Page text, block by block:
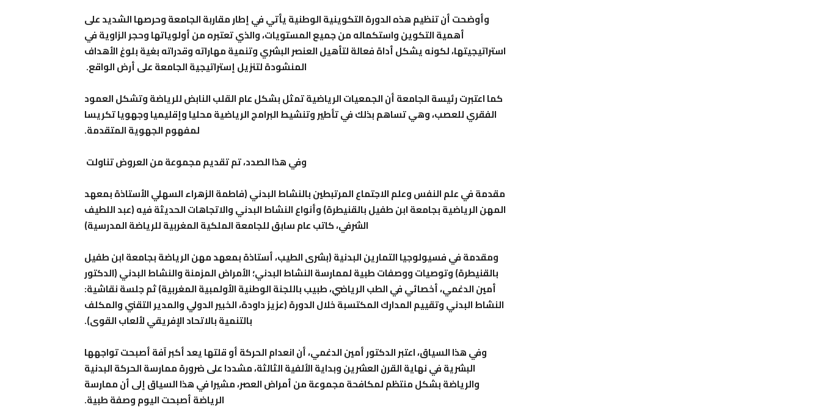
وأوضحت أن تنظيم هذه الدورة التكوينية الوطنية يأتي في إطار مقاربة الجامعة وحرصها الشديد على
أهمية التكوين واستكماله من جميع المستويات، والذي تعتبره من أولوياتها وحجر الزاوية في
استراتيجيتها، لكونه يشكل أداة فعالة لتأهيل العنصر البشري وتنمية مهاراته وقدراته بغية بلوغ الأهداف
المنشودة لتنزيل إستراتيجية الجامعة على أرض الواقع.
كما اعتبرت رئيسة الجامعة أن الجمعيات الرياضية تمثل بشكل عام القلب النابض للرياضة وتشكل العمود
الفقري للعصب، وهي تساهم بذلك في تأطير وتنشيط البرامج الرياضية محليا وإقليميا وجهويا تكريسا
لمفهوم الجهوية المتقدمة.
وفي هذا الصدد، تم تقديم مجموعة من العروض تناولت
مقدمة في علم النفس وعلم الاجتماع المرتبطين بالنشاط البدني (فاطمة الزهراء السهلي الأستاذة بمعهد
المهن الرياضية بجامعة ابن طفيل بالقنيطرة) وأنواع النشاط البدني والاتجاهات الحديثة فيه (عبد اللطيف
الشرفي، كاتب عام سابق للجامعة الملكية المغربية للرياضة المدرسية)
ومقدمة في فسيولوجيا التمارين البدنية (بشرى الطيب، أستاذة بمعهد مهن الرياضة بجامعة ابن طفيل
بالقنيطرة) وتوصيات ووصفات طبية لممارسة النشاط البدني؛ الأمراض المزمنة والنشاط البدني (الدكتور
أمين الدغمي، أخصائي في الطب الرياضي، طبيب باللجنة الوطنية الأولمبية المغربية) ثم جلسة نقاشية:
النشاط البدني وتقييم المدارك المكتسبة خلال الدورة (عزيز داودة، الخبير الدولي والمدير التقني والمكلف
بالتنمية بالاتحاد الإفريقي لألعاب القوى).
وفي هذا السياق، اعتبر الدكتور أمين الدغمي، أن انعدام الحركة أو قلتها يعد أكبر آفة أصبحت تواجهها
البشرية في نهاية القرن العشرين وبداية الألفية الثالثة، مشددا على ضرورة ممارسة الحركة البدنية
والرياضة بشكل منتظم لمكافحة مجموعة من أمراض العصر، مشيرا في هذا السياق إلى أن ممارسة
الرياضة أصبحت اليوم وصفة طبية.